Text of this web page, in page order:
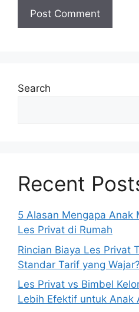
Search
Recent
5 Alasan Mengapa Anak
Les Privat di Rumah
Rincian Biaya Les Privat
Standar Tarif yang Wajar?
Les Privat vs Bimbel
Lebih Efektif untuk Anak